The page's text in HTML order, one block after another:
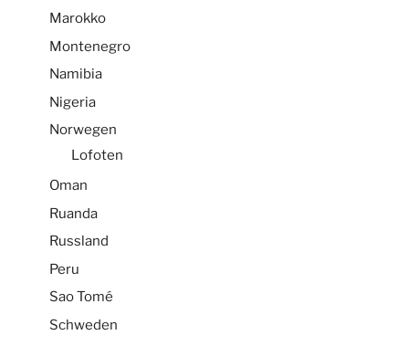
Marokko
Montenegro
Namibia
Nigeria
Norwegen
Lofoten
Oman
Ruanda
Russland
Peru
Sao Tomé
Schweden